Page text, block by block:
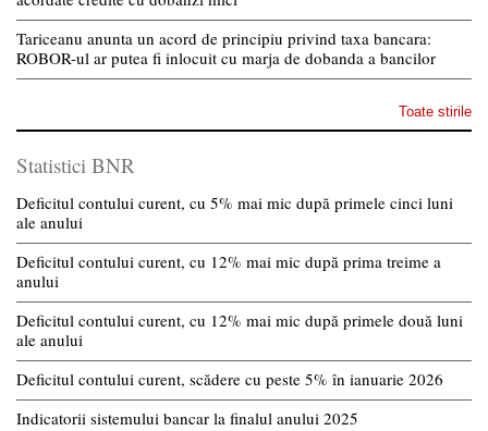
Tariceanu anunta un acord de principiu privind taxa bancara:
ROBOR-ul ar putea fi inlocuit cu marja de dobanda a bancilor
Toate stirile
Statistici BNR
Deficitul contului curent, cu 5% mai mic după primele cinci luni
ale anului
Deficitul contului curent, cu 12% mai mic după prima treime a
anului
Deficitul contului curent, cu 12% mai mic după primele două luni
ale anului
Deficitul contului curent, scădere cu peste 5% în ianuarie 2026
Indicatorii sistemului bancar la finalul anului 2025